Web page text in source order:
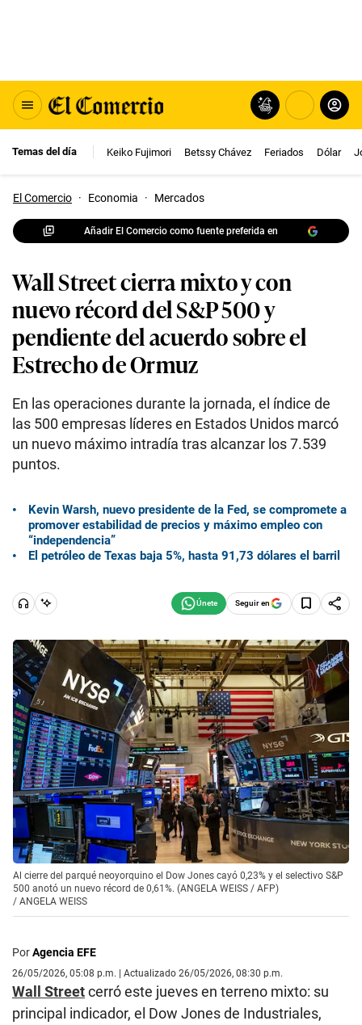
Temas del día Keiko Fujimori Betssy Chávez Feriados Dólar
El Comercio · Economia · Mercados
Añadir El Comercio como fuente preferida en
Wall Street cierra mixto y con
nuevo récord del S&P 500 y
pendiente del acuerdo sobre el
Estrecho de Ormuz
En las operaciones durante la jornada, el índice de
las 500 empresas líderes en Estados Unidos marcó
un nuevo máximo intradía tras alcanzar los 7.539
puntos.
Kevin Warsh, nuevo presidente de la Fed, se compromete a
promover estabilidad de precios y máximo empleo con
“independencia”
El petróleo de Texas baja 5%, hasta 91,73 dólares el barril
Seguir en
Al cierre del parqué neoyorquino el Dow Jones cayó 0,23% y el selectivo S&P
500 anotó un nuevo récord de 0,61%. (ANGELA WEISS / AFP)
/ ANGELA WEISS
PorAgencia EFE
26/05/2026, 05:08 p.m. | Actualizado 26/05/2026, 08:30 p.m.
Wall Streetcerró este jueves en terreno mixto: su
principal indicador, el Dow Jones de Industriales,